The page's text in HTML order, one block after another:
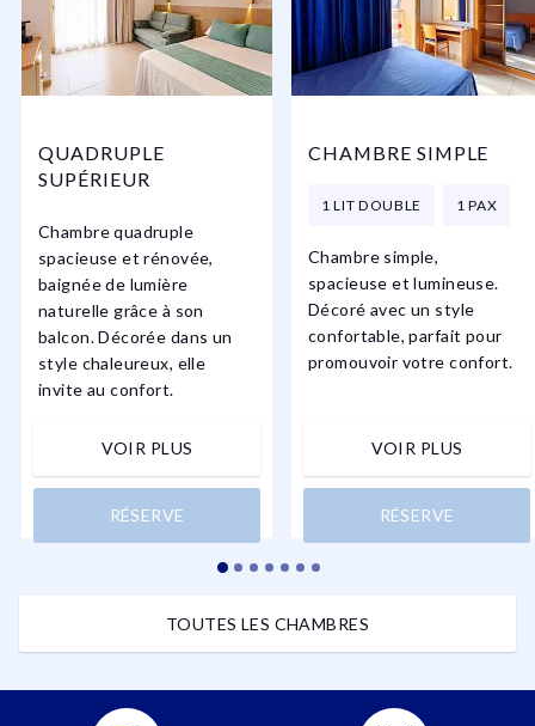
QUADRUPLE
SUPÉRIEUR
Chambre quadruple
spacieuse et rénovée,
baignée de lumière
naturelle grâce à son
balcon. Décorée dans un
style chaleureux, elle
invite au confort.
VOIR PLUS
RÉSERVE
CHAMBRE SIMPLE
1 LIT DOUBLE 1 PAX
Chambre simple,
spacieuse et lumineuse.
Décoré avec un style
confortable, parfait pour
promouvoir votre confort.
VOIR PLUS
RÉSERVE
TOUTES LES CHAMBRES